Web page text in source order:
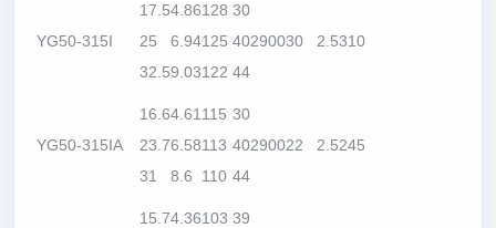
YG50-315I
17.5
25
32.5
4.86
6.94
9.03
128
125
122
30
40
44
290030 2.5310
YG50-315IA
16.6
23.7
31
4.61
6.58
8.6
115
113
110
30
40
44
290022 2.5245
15.74.36103 39